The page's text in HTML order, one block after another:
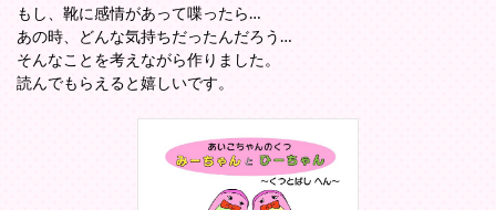
もし、靴に感情があって喋ったら…
あの時、どんな気持ちだったんだろう…
そんなことを考えながら作りました。
読んでもらえると嬉しいです。